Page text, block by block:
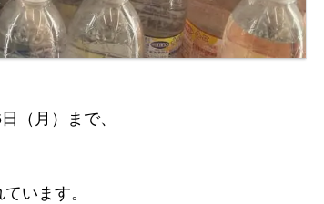
（月）まで、
います。